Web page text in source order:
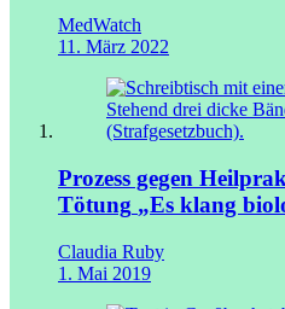
MedWatch
11. März 2022
Prozess gegen
Tötung „Es klang
Claudia Ruby
1. Mai 2019